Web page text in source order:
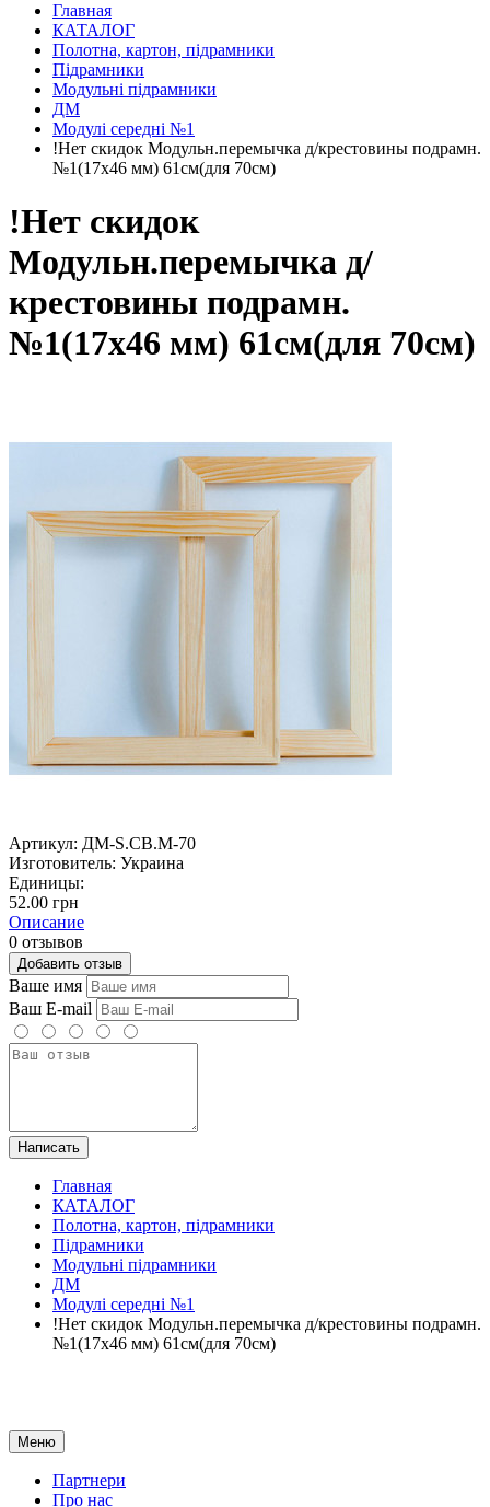
Главная
КАТАЛОГ
Полотна, картон, підрамники
Підрамники
Модульні підрамники
ДМ
Модулі середні №1
!Нет скидок Модульн.перемычка д/крестовины подрамн.
№1(17х46 мм) 61см(для 70см)
!Нет скидок
Модульн.перемычка д/
крестовины подрамн.
№1(17х46 мм) 61см(для 70см)
Артикул: ДМ-S.CB.M-70
Изготовитель: Украина
Единицы:
52.00 грн
Описание
0 отзывов
Добавить отзыв
Ваше имя
Ваш E-mail
Написать
Главная
КАТАЛОГ
Полотна, картон, підрамники
Підрамники
Модульні підрамники
ДМ
Модулі середні №1
!Нет скидок Модульн.перемычка д/крестовины подрамн.
№1(17х46 мм) 61см(для 70см)
Меню
Партнери
Про нас